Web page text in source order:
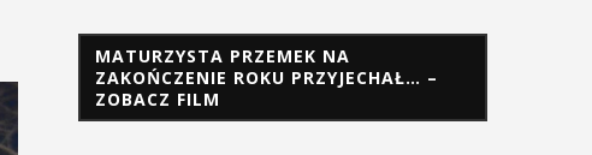
MATURZYSTA PRZEMEK NA
ZAKOŃCZENIE ROKU PRZYJECHAŁ… –
ZOBACZ FILM